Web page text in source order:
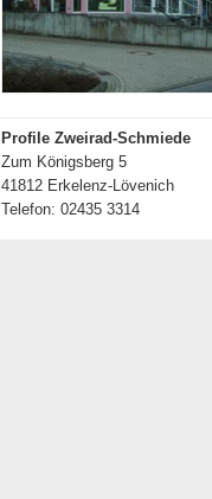
Profile Zweirad-Schmiede
Zum Königsberg 5
41812 Erkelenz-Lövenich
Telefon: 02435 3314